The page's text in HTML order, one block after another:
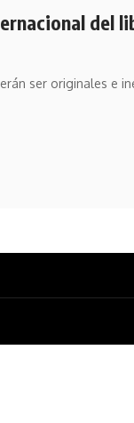
del
ser originales e